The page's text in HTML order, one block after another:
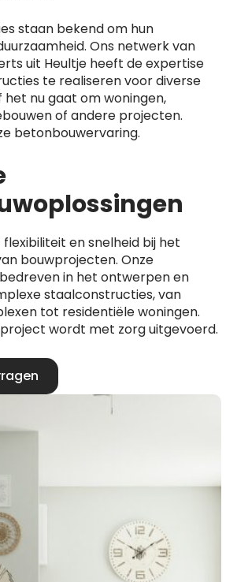
staan bekend om hun
Ons netwerk van
uit Heultje heeft de expertise
te realiseren voor diverse
het nu gaat om woningen,
of andere projecten.
betonbouwervaring.
en snelheid bij het
bouwprojecten. Onze
in het ontwerpen en
staalconstructies, van
tot residentiële woningen.
wordt met zorg uitgevoerd.